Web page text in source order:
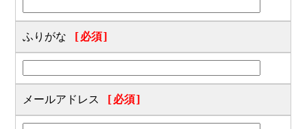
ふりがな [必須]
メールアドレス [必須]